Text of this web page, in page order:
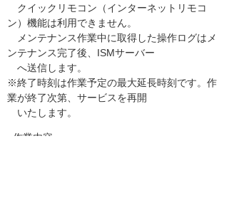
クイックリモコン（インターネットリモコ
ン）機能は利用できません。
メンテナンス作業中に取得した操作ログはメ
ンテナンス完了後、ISMサーバー
へ送信します。
※終了時刻は作業予定の最大延長時刻です。作
業が終了次第、サービスを再開
いたします。
●作業内容